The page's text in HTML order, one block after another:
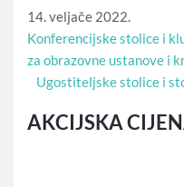
14. veljače 2022.
Konferencijske stolice i
za obrazovne ustanove i
Ugostiteljske stolice i
AKCIJSKA